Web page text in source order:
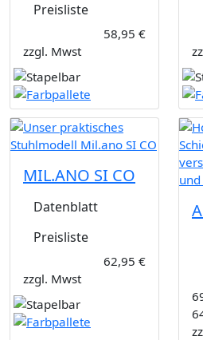
Preisliste
58,95 €
zzgl. Mwst
MIL.ANO SI CO
Datenblatt
Preisliste
62,95 €
zzgl. Mwst